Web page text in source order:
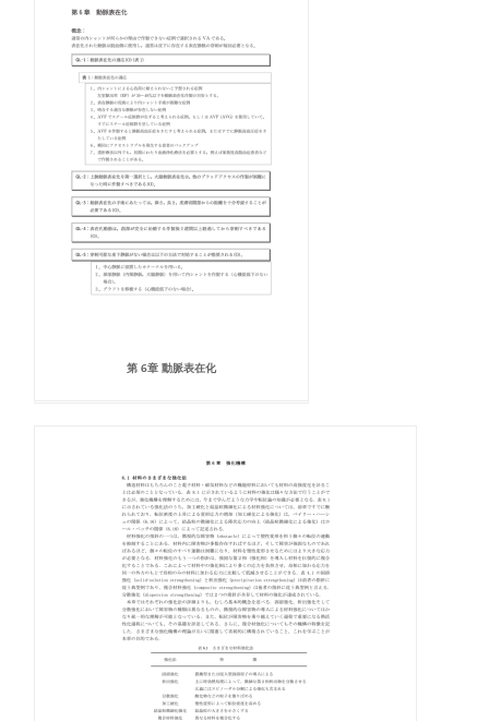
第 6章 動脈表在化